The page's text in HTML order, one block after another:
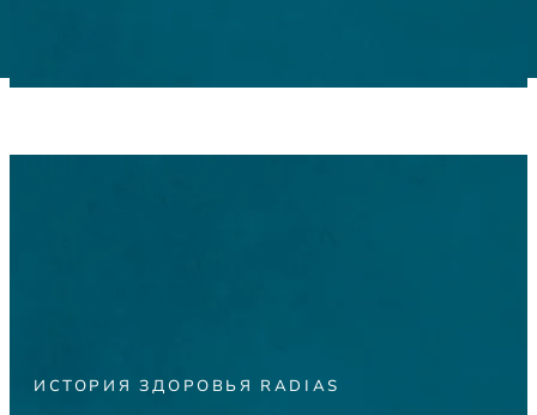
ИСТОРИЯ ЗДОРОВЬЯ RADIAS